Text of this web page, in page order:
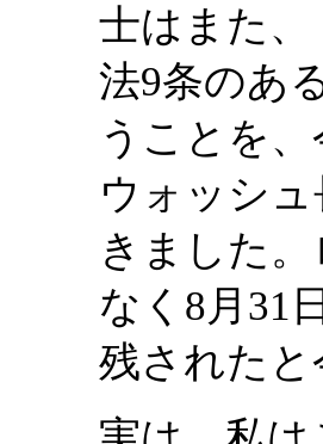
士はまた
法9条のあ
うことを
ウォッシ
きました
なく8月31
残された